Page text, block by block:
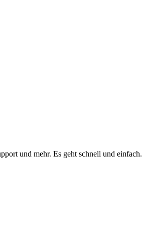
und mehr. Es geht schnell und einfach.